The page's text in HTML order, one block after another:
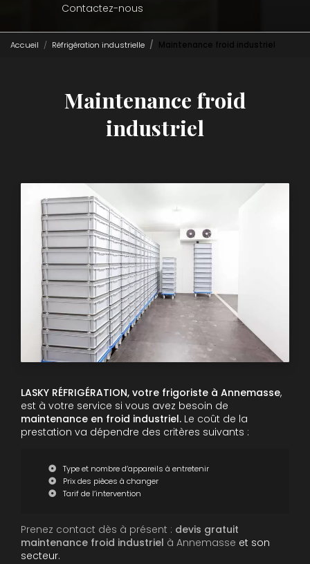
Contactez-nous
Accueil Réfrigération industrielle Maintenance froid industriel
Maintenance froid
industriel
LASKY RÉFRIGÉRATION, votre frigoriste à Annemasse,
est à votre service si vous avez besoin de
maintenance en froid industriel. Le coût de la
prestation va dépendre des critères suivants :
Type et nombre d’appareils à entretenir
Prix des pièces à changer
Tarif de l’intervention
Prenez contact dès à présent : devis gratuit
maintenance froid industriel à Annemasse et son
secteur.